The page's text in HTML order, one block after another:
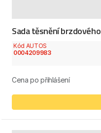
Sada těsnění
Kód AUTOS
0004209983
Cena po přihlášení